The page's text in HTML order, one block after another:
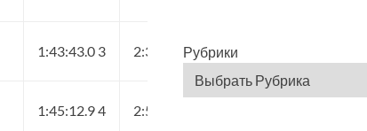
1:43:43.0 3 2:37:07.4 3 2:37:07.4
1:45:12.9 4 2:51:33.2 4
Рубрики